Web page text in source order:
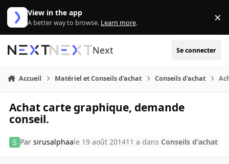
Aller au contenu
View in the app
A better way to browse. Learn more. ×
Next Se connecter
Accueil Matériel et Conseils d'achat Conseils d'achat
Achat carte graphique, demande
conseil.
Parsirusalphaale 19 août 201411 a dans Conseils d'achat